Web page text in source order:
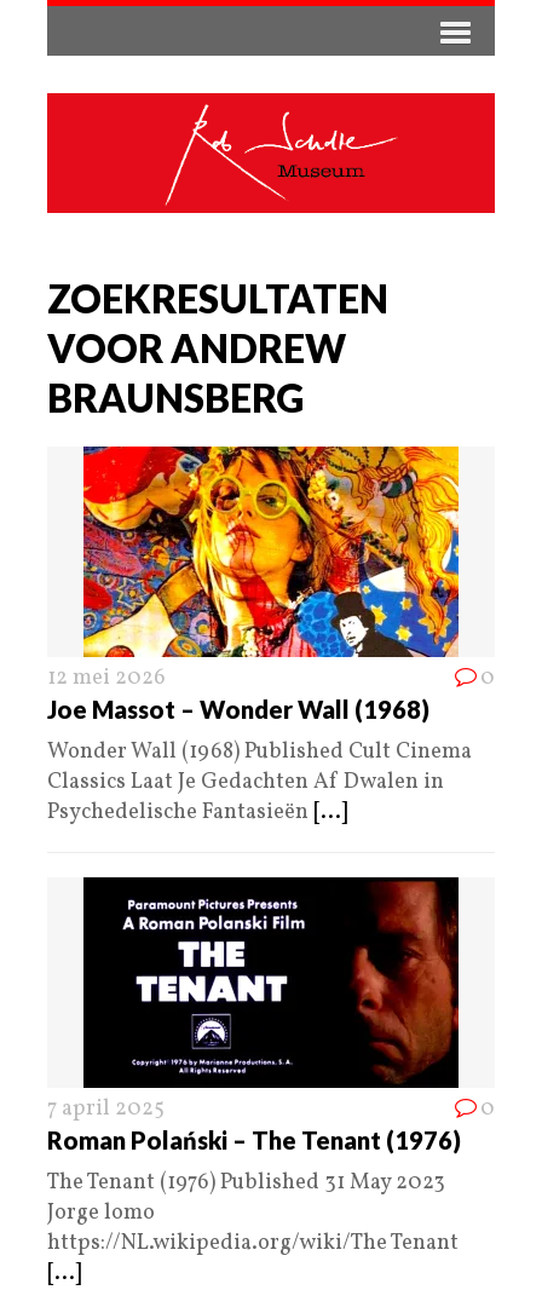
ZOEKRESULTATEN
VOOR ANDREW
BRAUNSBERG
12 mei 2026 0
Joe Massot – Wonder Wall (1968)
Wonder Wall (1968) Published Cult Cinema
Classics Laat Je Gedachten Af Dwalen in
Psychedelische Fantasieën [...]
7 april 2025 0
Roman Polański – The Tenant (1976)
The Tenant (1976) Published 31 May 2023
Jorge lomo
https://NL.wikipedia.org/wiki/The Tenant
[...]